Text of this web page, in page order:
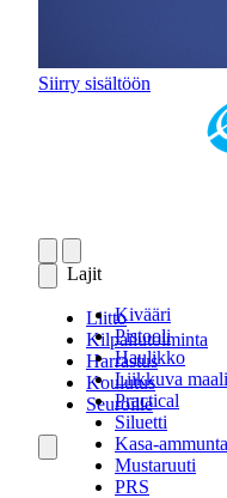
Siirry sisältöön
Lajit
Kivääri
Pistooli
Haulikko
Liikkuva maali
Practical
Siluetti
Kasa-ammunta
Mustaruuti
PRS
Liitto
Kilpailutoiminta
Harrastus
Koulutus
Seuroille